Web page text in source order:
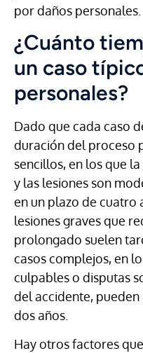
por daños personales.
¿Cuánto
un caso
personales?
Dado que cada caso
duración del proceso
sencillos, en los que
y las lesiones son
en un plazo de cuatro
lesiones graves que
prolongado suelen
casos complejos, en
culpables o disputas
del accidente,
dos años.
Hay otros factores